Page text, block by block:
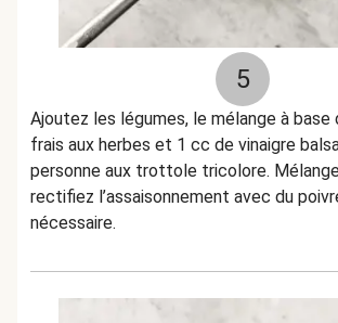
5
Ajoutez les légumes, le mélange à base
frais aux herbes et 1 cc de vinaigre
personne aux trottole tricolore.
rectifiez l’assaisonnement avec du
nécessaire.